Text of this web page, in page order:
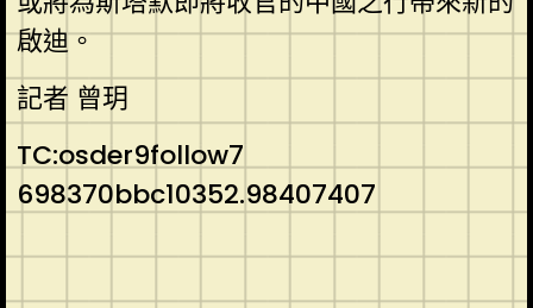
啟迪。
記者 曾玥
TC:osder9follow7
698370bbc10352.98407407